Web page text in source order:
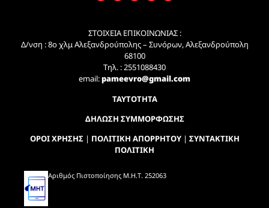
ΣΤΟΙΧΕΙΑ ΕΠΙΚΟΙΝΩΝΙΑΣ :
Δ/νση : 8ο χλμ Αλεξανδρούπολης – Συνόρων, Αλεξανδρούπολη
68100
Τηλ. : 2551088430
email:pameevro@gmail.com
ΤΑΥΤΟΤΗΤΑ
ΔΗΛΩΣΗ ΣΥΜΜΟΡΦΩΣΗΣ
ΟΡΟΙ ΧΡΗΣΗΣ| ΠΟΛΙΤΙΚΗ ΑΠΟΡΡΗΤΟΥ| ΣΥΝΤΑΚΤΙΚΗ
ΠΟΛΙΤΙΚΗ
Αριθμός Πιστοποίησης Μ.Η.Τ. 252063